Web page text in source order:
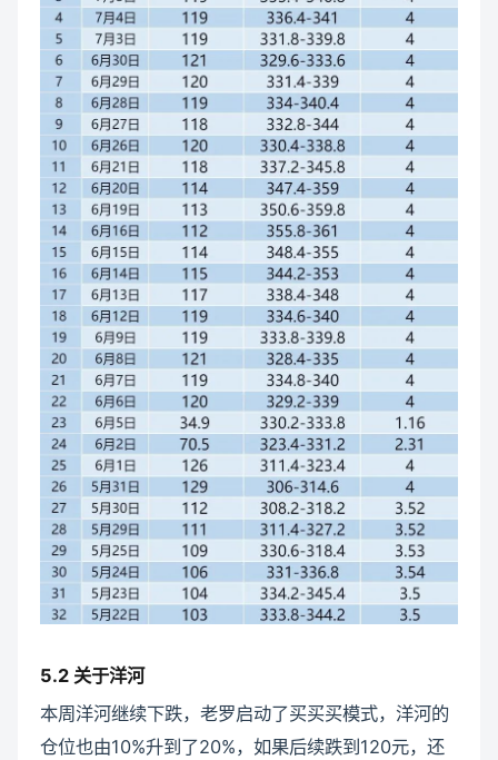
5.2 关于洋河
本周洋河继续下跌，老罗启动了买买买模式，洋河的
仓位也由10%升到了20%，如果后续跌到120元，还